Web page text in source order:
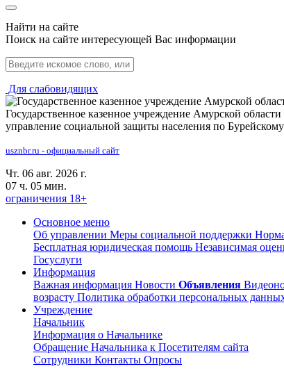
Найти на сайте
Поиск на сайте интересующей Вас информации
Для слабовидящих
Государственное казенное учреждение Амурской области
управление социальной защиты населения по
usznbr.ru - официальный сайт
Чт. 06 авг. 2026 г.
07 ч. 05 мин.
ограничения 18+
Основное меню
Об управлении Меры социальной поддержки
Бесплатная юридическая помощь Независимая
Госуслуги
Информация
Важная информация Новости Объявления
возрасту Политика обработки персональных
Учреждение
Начальник
Информация о Начальнике
Обращение Начальника к Посетителям сайта
Сотрудники Контакты Опросы